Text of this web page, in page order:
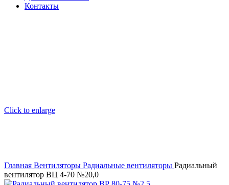
Контакты
Click to enlarge
Главная Вентиляторы Радиальные вентиляторы Радиальный
вентилятор ВЦ 4-70 №20,0